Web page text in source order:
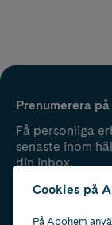
Prenumerera
Få personliga
senaste inom
din inbox.
Cookies på
På Apohem